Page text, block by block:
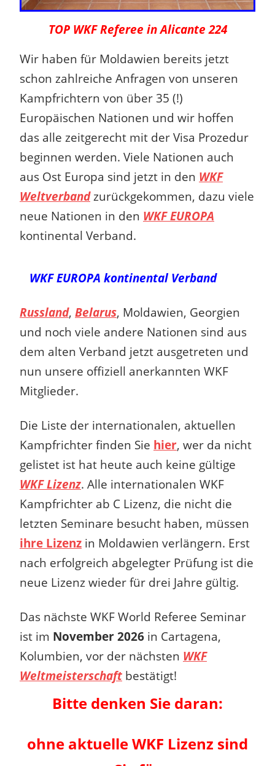
TOP WKF Referee in Alicante 224
Wir haben für Moldawien bereits jetzt
schon zahlreiche Anfragen von unseren
Kampfrichtern von über 35 (!)
Europäischen Nationen und wir hoffen
das alle zeitgerecht mit der Visa Prozedur
beginnen werden. Viele Nationen auch
aus Ost Europa sind jetzt in den WKF
Weltverbandzurückgekommen, dazu viele
neue Nationen in den WKF EUROPA
kontinental Verband.
WKF EUROPA kontinental Verband
Russland, Belarus, Moldawien, Georgien
und noch viele andere Nationen sind aus
dem alten Verband jetzt ausgetreten und
nun unsere offiziell anerkannten WKF
Mitglieder.
Die Liste der internationalen, aktuellen
Kampfrichter finden Sie hier, wer da nicht
gelistet ist hat heute auch keine gültige
WKF Lizenz. Alle internationalen WKF
Kampfrichter ab C Lizenz, die nicht die
letzten Seminare besucht haben, müssen
ihre Lizenz in Moldawien verlängern. Erst
nach erfolgreich abgelegter Prüfung ist die
neue Lizenz wieder für drei Jahre gültig.
Das nächste WKF World Referee Seminar
ist im November 2026 in Cartagena,
Kolumbien, vor der nächsten WKF
Weltmeisterschaft bestätigt!
Bitte denken Sie daran:
ohne aktuelle WKF Lizenz sind